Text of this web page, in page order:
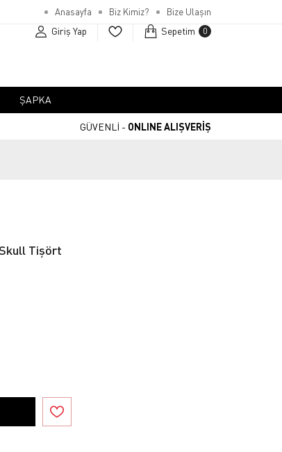
Anasayfa Biz Kimiz? Bize Ulaşın
Giriş Yap Sepetim 0
ŞAPKA
GÜVENLİ - ONLINE ALIŞVERİŞ
Tişört